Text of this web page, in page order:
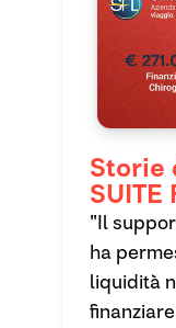
Storie
SUITE
"Il
ha
liquidità